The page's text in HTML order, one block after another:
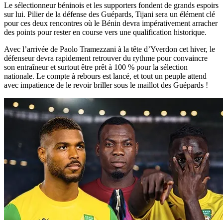
Le sélectionneur béninois et les supporters fondent de grands espoirs
sur lui. Pilier de la défense des Guépards, Tijani sera un élément clé
pour ces deux rencontres où le Bénin devra impérativement arracher
des points pour rester en course vers une qualification historique.
Avec l’arrivée de Paolo Tramezzani à la tête d’Yverdon cet hiver, le
défenseur devra rapidement retrouver du rythme pour convaincre
son entraîneur et surtout être prêt à 100 % pour la sélection
nationale. Le compte à rebours est lancé, et tout un peuple attend
avec impatience de le revoir briller sous le maillot des Guépards !